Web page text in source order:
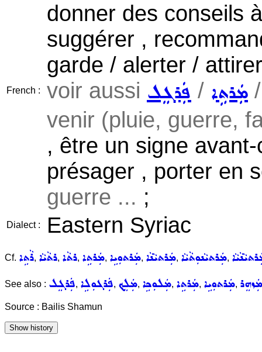
French :
donner des conseils
suggérer ,
garde / alerter /
voir aussi ܦܲܪܓܸܠ / ܡܲܪܬܹܐ
venir (pluie, guerre,
, être un signe
présager , porter en
guerre ... ;
Dialect : Eastern Syriac
Cf. ܪܵܬܹܐ, ܪܬܵܝܵܐ, ܪܬܵܐ, ܡܲܪܬܹܐ, ܡܲܪܬܘܼܝܹܐ, ܡܲܪܬܝܵܢܵܐ, ܡܲܪܬܝܵܢܘܼܬܵܝܵܐ,
See also : ܦܲܪܓܸܠ, ܦܲܪܓܘܼܠܹܐ, ܡܲܠܸܟ݂, ܡܲܠܘܼܟܹܐ, ܡܲܪܬܹܐ, ܡܲܪܬܘܼܝܹܐ, ܡܲܙܗܸܪ
Source : Bailis Shamun